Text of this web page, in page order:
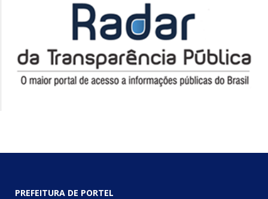
PREFEITURA DE PORTEL